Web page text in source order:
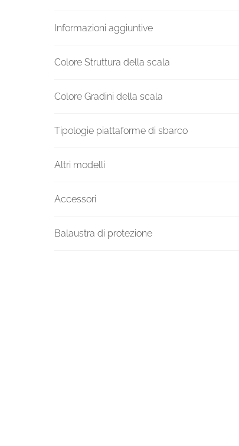
Informazioni aggiuntive
Colore Struttura della scala
Colore Gradini della scala
Tipologie piattaforme di sbarco
Altri modelli
Accessori
Balaustra di protezione